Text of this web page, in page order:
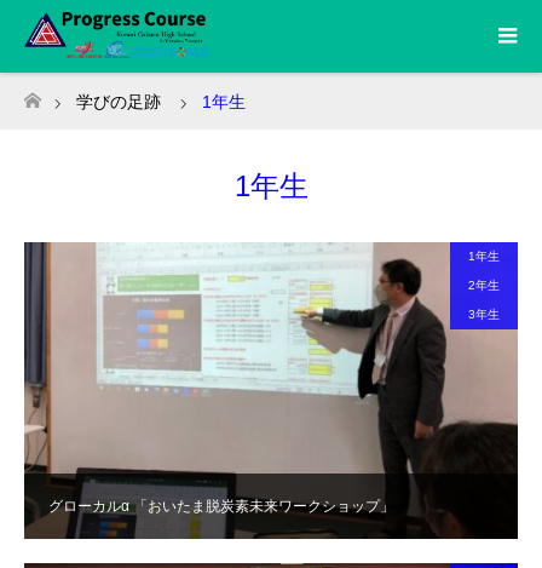
ホーム
学びの足跡 1年生
1年生
グローカルα 「おいたま脱炭素未来ワークショップ」
1年生
2年生
3年生